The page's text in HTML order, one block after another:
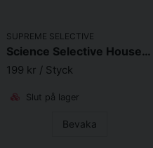
SUPREME SELECTIVE
Science Selective House Rabbit 1,5kg
199 kr / Styck
Slut på lager
Bevaka